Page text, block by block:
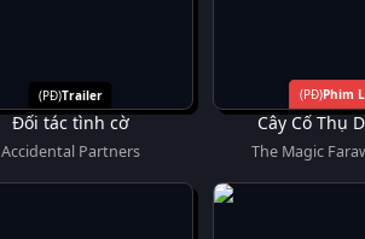
Trailer
Đối tác tình cờ
Accidental Partners
Phim
Cây Cổ Thụ
The Magic